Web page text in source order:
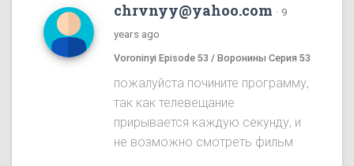
chrvnyy@yahoo.com · 9
years ago
Voroninyi Episode 53 / Воронины Серия 53
пожалуйста почините программу,
так как телевещание
прирывается каждую секунду, и
не возможно смотреть фильм